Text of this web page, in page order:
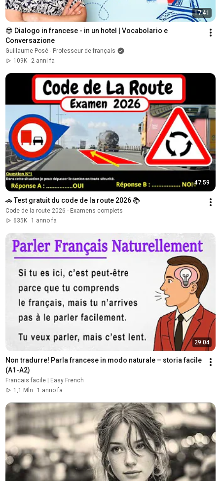
17:41
😎 Dialogo in francese - in un hotel | Vocabolario e
Conversazione
Guillaume Posé - Professeur de français
109K
2 anni fa
47:59
🚗 Test gratuit du code de la route 2026 📚
Code de la route 2026 - Examens complets
635K
1 anno fa
29:04
Non tradurre! Parla francese in modo naturale – storia facile
(A1-A2)
Francais facile | Easy French
1,1 Mln
1 anno fa